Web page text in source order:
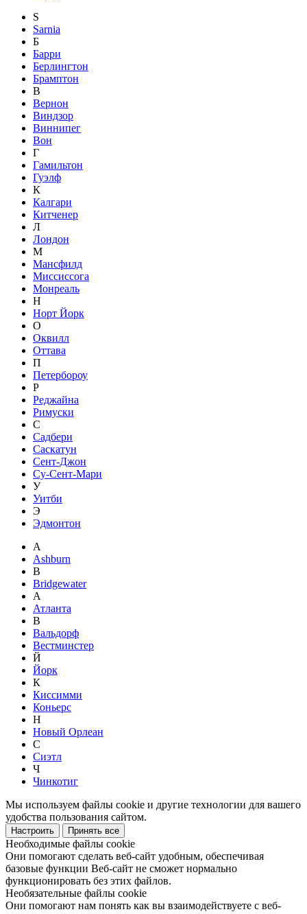
S
Sarnia
Б
Барри
Берлингтон
Брамптон
В
Вернон
Виндзор
Виннипег
Вон
Г
Гамильтон
Гуэлф
К
Калгари
Китченер
Л
Лондон
М
Мансфилд
Миссиссога
Монреаль
Н
Норт Йорк
О
Оквилл
Оттава
П
Петербороу
Р
Реджайна
Римуски
С
Садбери
Саскатун
Сент-Джон
Су-Сент-Мари
У
Уитби
Э
Эдмонтон
A
Ashburn
B
Bridgewater
А
Атланта
В
Вальдорф
Вестминстер
Й
Йорк
К
Киссимми
Коньерс
Н
Новый Орлеан
С
Сиэтл
Ч
Чинкотиг
Мы используем файлы cookie и другие технологии для вашего
удобства пользования сайтом.
Настроить Принять все
Необходимые файлы cookie
Они помогают сделать веб-сайт удобным, обеспечивая
базовые функции Веб-сайт не сможет нормально
функционировать без этих файлов.
Необязательные файлы cookie
Они помогают нам понять как вы взаимодействуете с веб-